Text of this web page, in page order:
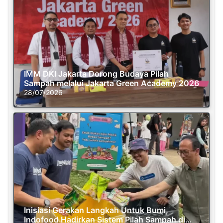
IMM DKI Jakarta Dorong Budaya Pilah
Sampah melalui Jakarta Green Academy 2026
28/07/2026
Inisiasi Gerakan Langkah Untuk Bumi,
Indofood Hadirkan Sistem Pilah Sampah di